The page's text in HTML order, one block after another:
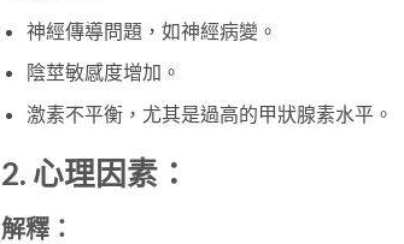
神經傳導問題，如神經病變。
陰莖敏感度增加。
激素不平衡，尤其是過高的甲狀腺素水平。
2. 心理因素：
解釋：